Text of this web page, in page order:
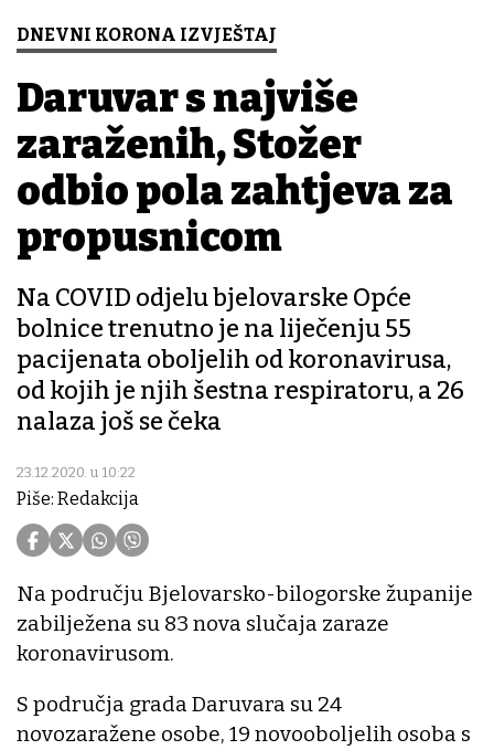
DNEVNI KORONA IZVJEŠTAJ
Daruvar s najviše
zaraženih, Stožer
odbio pola zahtjeva za
propusnicom
Na COVID odjelu bjelovarske Opće
bolnice trenutno je na liječenju 55
pacijenata oboljelih od koronavirusa,
od kojih je njih šestna respiratoru, a 26
nalaza još se čeka
23.12.2020. u 10:22
Piše: Redakcija
Na području Bjelovarsko-bilogorske županije
zabilježena su 83 nova slučaja zaraze
koronavirusom.
S područja grada Daruvara su 24
novozaražene osobe, 19 novooboljelih osoba s